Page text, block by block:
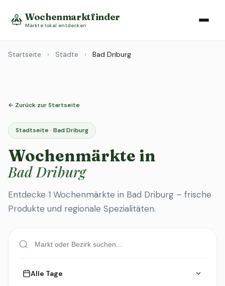
Wochenmarktfinder
Märkte lokal entdecken
Startseite › Städte › Bad Driburg
← Zurück zur Startseite
Stadtseite · Bad Driburg
Wochenmärkte in
Bad Driburg
Entdecke 1 Wochenmärkte in Bad Driburg – frische
Produkte und regionale Spezialitäten.
Alle Tage